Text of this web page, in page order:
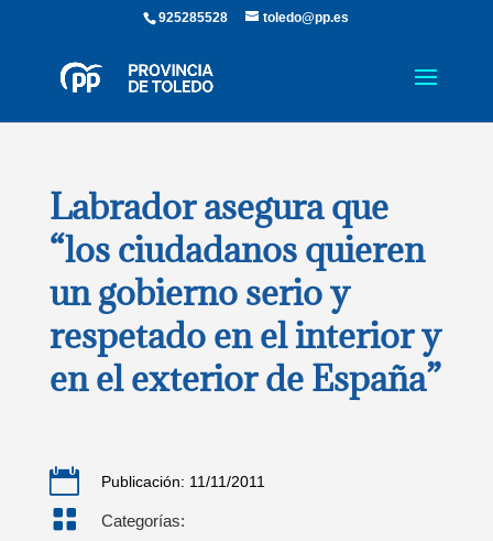
925285528 toledo@pp.es
Labrador asegura que
“los ciudadanos quieren
un gobierno serio y
respetado en el interior y
en el exterior de España”
 Publicación: 11/11/2011
 Categorías: